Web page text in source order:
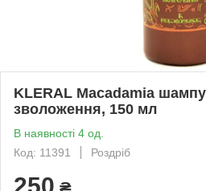
KLERAL Macadamia
зволоження, 150 мл
В наявності 4 од.
Код: 11391
Роздріб
250